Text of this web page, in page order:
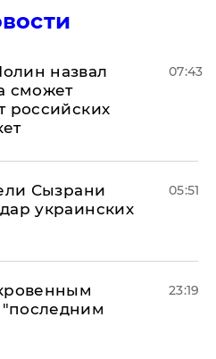
назвал
сможет
российских
07:43
Сызрани
украинских
05:51
23:19